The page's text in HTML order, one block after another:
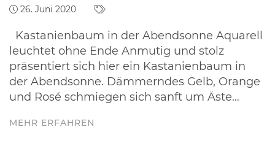
26. Juni 2020
Kastanienbaum in der Abendsonne Aquarell
leuchtet ohne Ende Anmutig und stolz
präsentiert sich hier ein Kastanienbaum in
der Abendsonne. Dämmerndes Gelb, Orange
und Rosé schmiegen sich sanft um Äste…
MEHR ERFAHREN